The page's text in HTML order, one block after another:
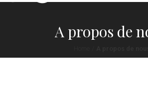
A propos de